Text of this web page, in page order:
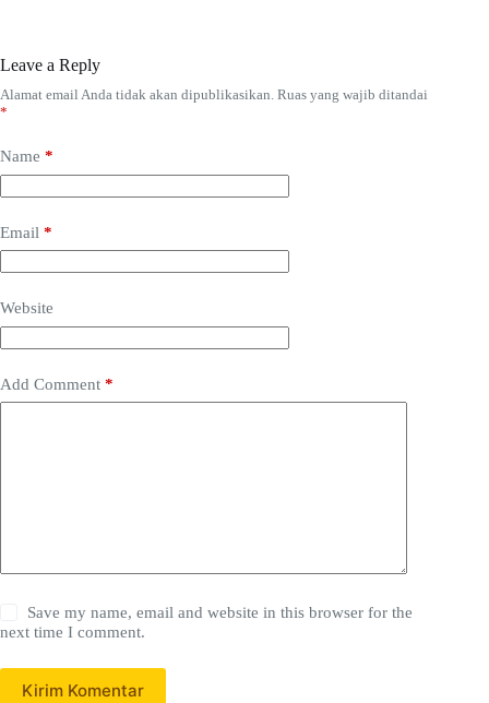
Leave a Reply
Alamat email Anda tidak akan dipublikasikan. Ruas yang wajib ditandai
*
Name *
Email *
Website
Add Comment *
Save my name, email and website in this browser for the
next time I comment.
Kirim Komentar